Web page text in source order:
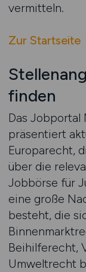
vermitteln.
Zur Startseite
finden
Das Jobportal
präsentiert
Europarecht,
über die
Jobbörse für
eine große
besteht, die
Beihilferecht,
Umweltrecht